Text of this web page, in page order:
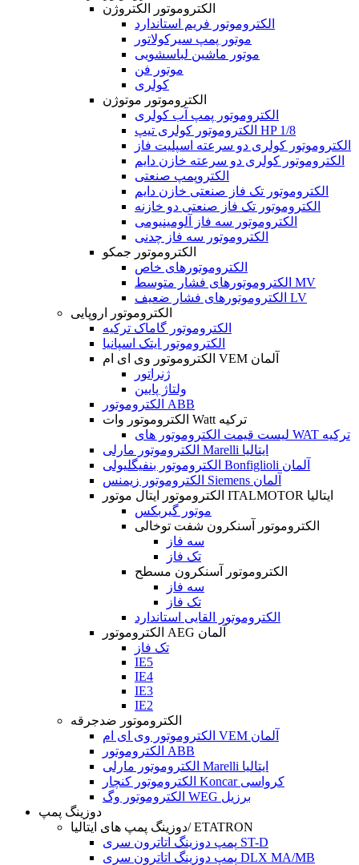
الکتروموتور الکتروژن
الکتروموتور فریم استاندارد
موتور پمپ سیرکولاتور
موتور ماشین لباسشویی
موتور فن
کولری
الکتروموتور موتوژن
الکتروموتور پمپ آب کولری
الکتروموتور کولری تیپ HP 1/8
الکتروموتور کولری دو سرعته اسپلیت فاز
الکتروموتور کولری دو سرعته خازن دایم
الکتروپمپ صنعتی
الکتروموتور تک فاز صنعتی خازن دایم
الکتروموتور تک فاز صنعتی دو خازنه
الکتروموتور سه فاز آلومینیومی
الکتروموتور سه فاز چدنی
الکتروموتور جمکو
الکتروموتورهای خاص
الکتروموتورهای فشار متوسط MV
الکتروموتورهای فشار ضعیف LV
الکتروموتور اروپایی
الکتروموتور گاماک ترکیه
الکتروموتور ایتک اسپانیا
الکتروموتور وی ای ام VEM آلمان
ژنراتور
ولتاژ پایین
الکتروموتور ABB
الکتروموتور وات Watt ترکیه
لیست قیمت الکتروموتور های WAT ترکیه
الکتروموتور مارلی Marelli ایتالیا
الکتروموتور بنفیگلیولی Bonfiglioli آلمان
الکتروموتور زیمنس Siemens آلمان
الکتروموتور ایتال موتور ITALMOTOR ایتالیا
موتور گیربکس
الکتروموتور آسنکرون شفت توخالی
سه فاز
تک فاز
الکتروموتور آسنکرون مسطح
سه فاز
تک فاز
الکتروموتور القایی استاندارد
الکتروموتور AEG آلمان
تک فاز
IE5
IE4
IE3
IE2
الکتروموتور ضدجرقه
الکتروموتور وی ای ام VEM آلمان
الکتروموتور ABB
الکتروموتور مارلی Marelli ایتالیا
الکتروموتور کنچار Koncar کرواسی
الکتروموتور وگ WEG برزیل
دوزینگ پمپ
دوزینگ پمپ های ایتالیا/ ETATRON
پمپ دوزینگ اتاترون سری ST-D
پمپ دوزینگ اتاترون سری DLX MA/MB